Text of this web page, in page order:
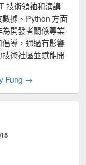
技術領袖和演講
據、Python 方面
開發者關係專業
導，通過有影響
術社區並賦能開
Fung →